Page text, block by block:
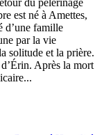
du pèlerinage
est né à Amettes,
d’une famille
par la vie
solitude et la prière.
Après la mort